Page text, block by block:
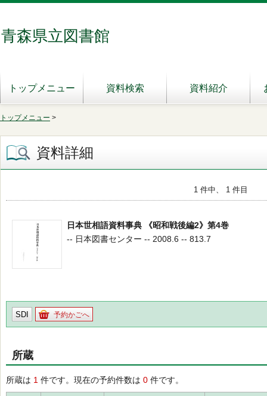
青森県立図書館
トップメニュー 資料検索 資料紹介
トップメニュー >
資料詳細
1 件中、 1 件目
日本世相語資料事典 《昭和戦後編2》第4巻
-- 日本図書センター -- 2008.6 -- 813.7
SDI 予約かごへ
所蔵
所蔵は 1 件です。現在の予約件数は 0 件です。